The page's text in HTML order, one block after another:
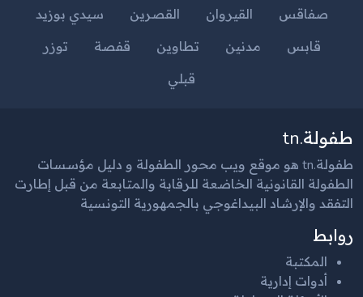
صفاقس
القيروان القصرين
سيدي بوزيد
قابس
مدنين تطاوين قفصة
توزر
قبلي
طفولة.tn
طفولة.tn هو موقع ويب محور الطفولة و دليل مؤسسات
الطفولة القانونية الخاضعة للرقابة والمتابعة من قبل إطارت
التفقد والإرشاد البيداغوجي بالجمهورية التونسية
روابط
المكتبة
أدوات إدارية